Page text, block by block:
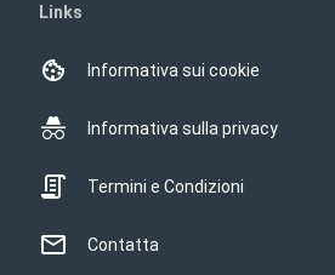
Links
Informativa sui cookie
Informativa sulla privacy
Termini e Condizioni
Contatta